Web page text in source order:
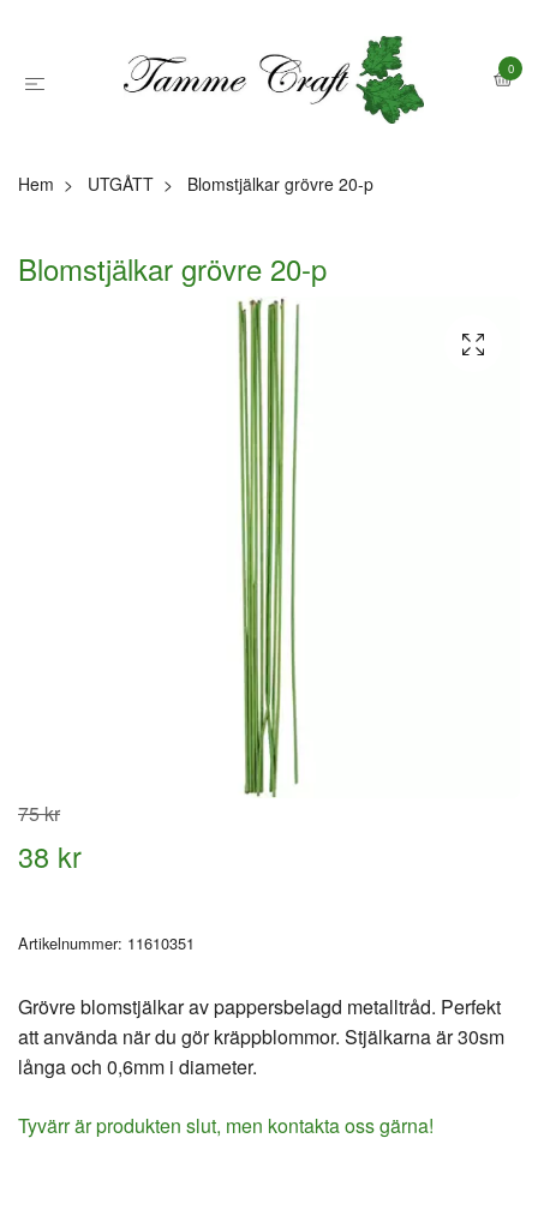
0
Hem UTGÅTT Blomstjälkar grövre 20-p
Blomstjälkar grövre 20-p
75 kr
38 kr
Artikelnummer: 11610351
Grövre blomstjälkar av pappersbelagd metalltråd. Perfekt
att använda när du gör kräppblommor. Stjälkarna är 30sm
långa och 0,6mm i diameter.
Tyvärr är produkten slut, men kontakta oss gärna!